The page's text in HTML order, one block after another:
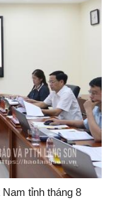
tỉnh tháng 8